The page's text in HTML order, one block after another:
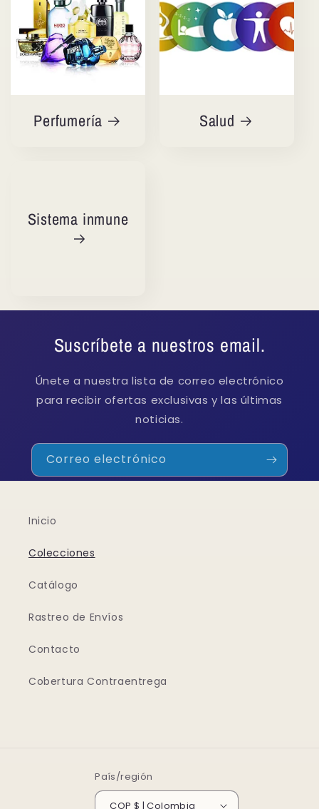
Perfumería Salud
Sistema inmune
Suscríbete a nuestros email.
Únete a nuestra lista de correo electrónico
para recibir ofertas exclusivas y las últimas
noticias.
Correo electrónico
Inicio
Colecciones
Catálogo
Rastreo de Envíos
Contacto
Cobertura Contraentrega
País/región
COP $ | Colombia